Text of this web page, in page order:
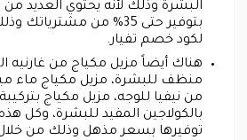
البشرة وذلك لأنه يحتوي العديد من
بتوفير حتى 35% من
لكود خصم تفيار.
هناك أيضاً مزيل مكياج من غارنيه
منظف للبشرة، مزيل مكياج ماء
من نيفيا للوجه، مزيل مكياج
بالكولاجين المفيد للبشرة، وكل
توفيرها بسعر مذهل وذلك من